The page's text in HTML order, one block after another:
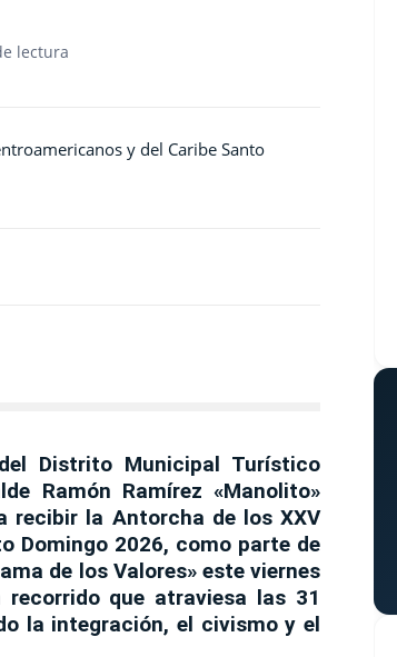
lectura
Distrito Municipal Turístico
Ramón Ramírez «Manolito»
recibir la Antorcha de los XXV
Domingo 2026, como parte de
de los Valores» esteviernes
recorrido que atraviesa las 31
la integración, el civismo y el